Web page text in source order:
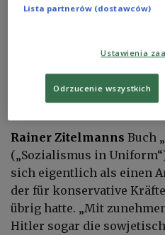
Rainer Zitelmanns Buch
(„Sozialismus in
sich eigentlich als einen
der für konservative
übrig hatte. „Mit
Hitler sogar die
Lista partnerów (dostawców)
Ustawienia
Odrzucenie wszystkich